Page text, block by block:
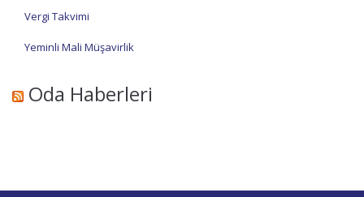
Vergi Takvimi
Yeminli Mali Müşavirlik
Oda Haberleri